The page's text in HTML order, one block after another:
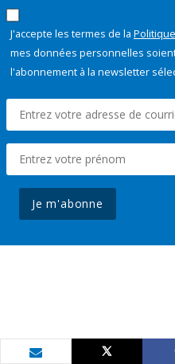
J'accepte les termes de la
mes données personnelles
l'abonnement à la newsletter
Je m'abonne